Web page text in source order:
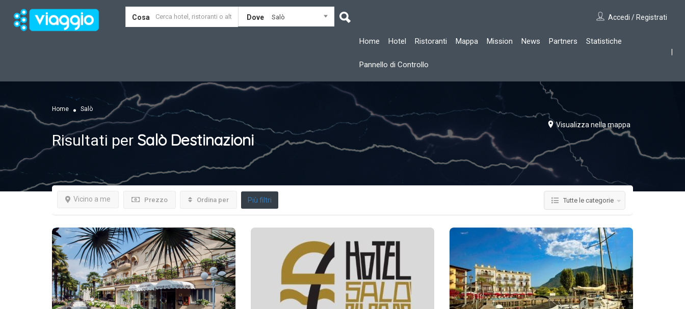
Cosa Dove Salò Accedi / Registrati
Home Hotel Ristoranti Mappa Mission News Partners Statistiche
Pannello di Controllo
Home Salò
Visualizza nella mappa
Risultati per Salò Destinazioni
Prezzo
Vicino a me Ordina per Più filtri Tutte le categorie